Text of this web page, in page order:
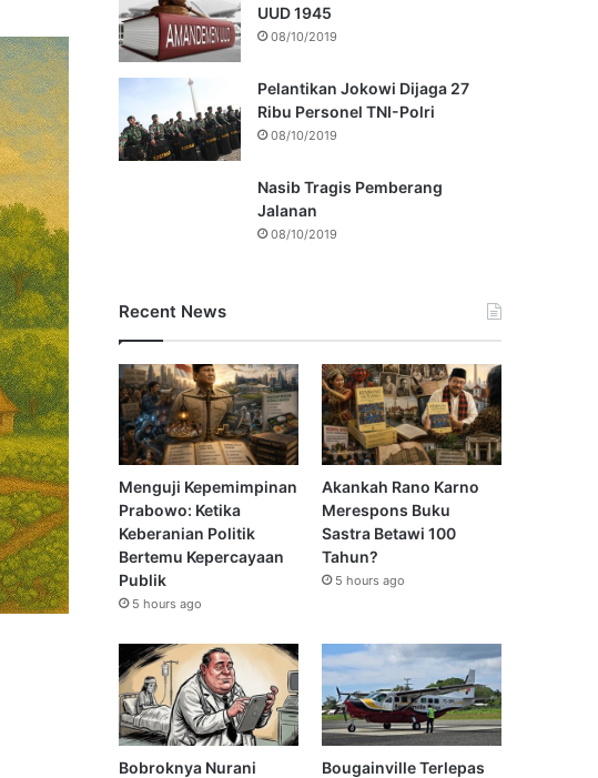
UUD 1945
08/10/2019
Pelantikan Jokowi Dijaga 27
Ribu Personel TNI-Polri
08/10/2019
Nasib Tragis Pemberang
Jalanan
08/10/2019
Recent News
Menguji Kepemimpinan
Prabowo: Ketika
Keberanian Politik
Bertemu Kepercayaan
Publik
5 hours ago
Akankah Rano Karno
Merespons Buku
Sastra Betawi 100
Tahun?
5 hours ago
Bobroknya Nurani
Bougainville Terlepas